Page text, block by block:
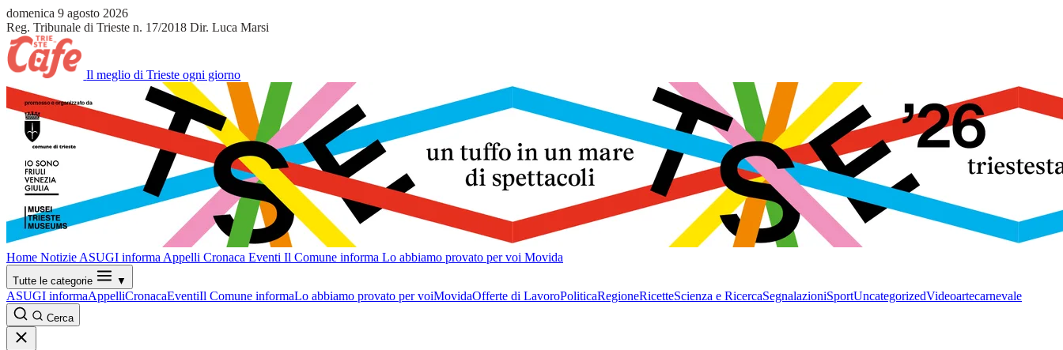
domenica 9 agosto 2026
Reg. Tribunale di Trieste n. 17/2018 Dir. Luca Marsi
Il meglio di Trieste ogni giorno
Home Notizie ASUGI informa Appelli Cronaca Eventi Il Comune informa Lo abbiamo provato per voi Movida
Tutte le categorie ▼
ASUGI informaAppelliCronacaEventiIl Comune informaLo abbiamo provato per voiMovidaOfferte di LavoroPoliticaRegioneRicetteScienza e RicercaSegnalazioniSportUncategorizedVideoartecarnevale
Cerca